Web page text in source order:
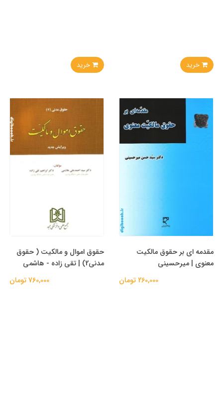
خرید خرید
مقدمه ای بر حقوق مالکیت
معنوی | میرحسینی
260,000 تومان
حقوق اموال و مالکیت ( حقوق
مدنی2) | تقی زاده - هاشمی
760,000 تومان